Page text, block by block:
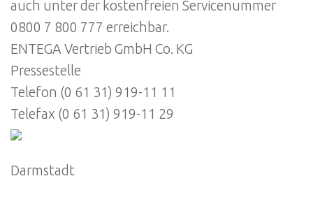
auch unter der kostenfreien Servicenummer
0800 7 800 777 erreichbar.
ENTEGA Vertrieb GmbH Co. KG
Pressestelle
Telefon (0 61 31) 919-11 11
Telefax (0 61 31) 919-11 29
Darmstadt